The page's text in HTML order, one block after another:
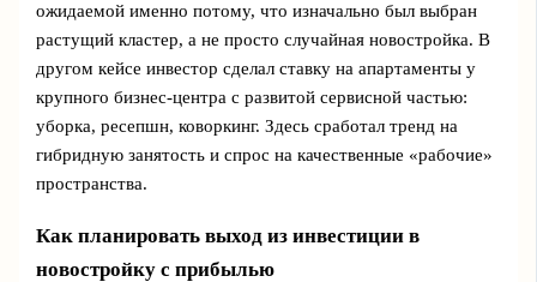
ожидаемой именно потому, что изначально был выбран
растущий кластер, а не просто случайная новостройка. В
другом кейсе инвестор сделал ставку на апартаменты у
крупного бизнес-центра с развитой сервисной частью:
уборка, ресепшн, коворкинг. Здесь сработал тренд на
гибридную занятость и спрос на качественные «рабочие»
пространства.
Как планировать выход из инвестиции в
новостройку с прибылью